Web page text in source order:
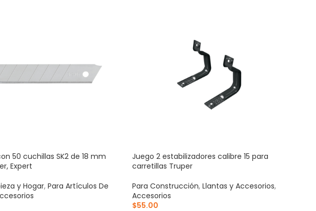
50 cuchillas SK2 de 18 mm
Expert
y Hogar, Para Artículos De
Juego 2 estabilizadores calibre 15 para
carretillas Truper
Para Construcción, Llantas y Accesorios,
Accesorios
$55.00